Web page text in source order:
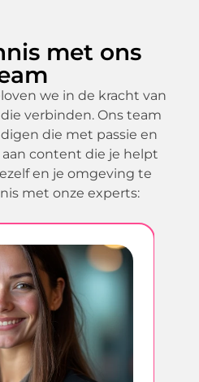
met ons
we in de kracht van
verbinden. Ons team
die met passie en
content die je helpt
en je omgeving te
met onze experts: